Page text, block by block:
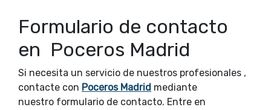
Formulario de contacto
en Poceros Madrid
Si necesita un servicio de nuestros profesionales ,
contacte con Poceros Madrid mediante
nuestro formulario de contacto. Entre en